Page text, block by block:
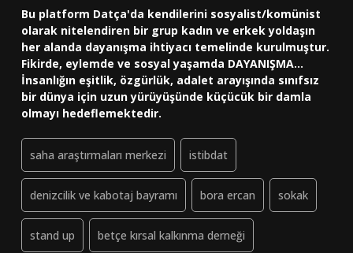
Bu platform Datça'da kendilerini sosyalist/komünist
olarak nitelendiren bir grup kadın ve erkek yoldaşın
her alanda dayanışma ihtiyacı temelinde kurulmuştur.
Fikirde, eylemde ve sosyal yaşamda DAYANIŞMA...
İnsanlığın eşitlik, özgürlük, adalet arayışında sınıfsız
bir dünya için uzun yürüyüşünde küçücük bir damla
olmayı hedeflemektedir.
saha araştırmaları merkezi istibdat
denizcilik ve kabotaj bayramı bora ercan sokak
stand up betçe kırsal kalkınma derneği